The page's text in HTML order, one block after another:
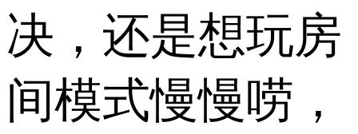
决，还是想玩房
间模式慢慢唠，